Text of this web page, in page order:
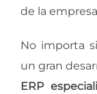
de la
No importa
un gran
ERP